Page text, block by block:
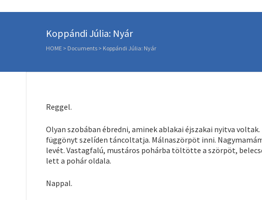
Koppándi Júlia: Nyár
HOME > Documents > Koppándi Júlia: Nyár
Reggel.
Olyan szobában ébredni, aminek ablakai éjszakai nyitva
függönyt szelíden táncoltatja. Málnaszörpöt inni.
levét. Vastagfalú, mustáros pohárba töltötte a szörpöt,
lett a pohár oldala.
Nappal.